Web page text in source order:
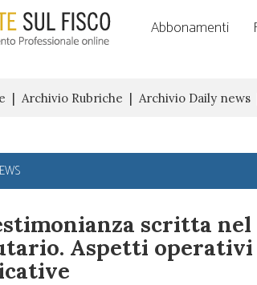
Abbonamenti
Archivio Rubriche Archivio Daily news
scritta nel
Aspetti operativi